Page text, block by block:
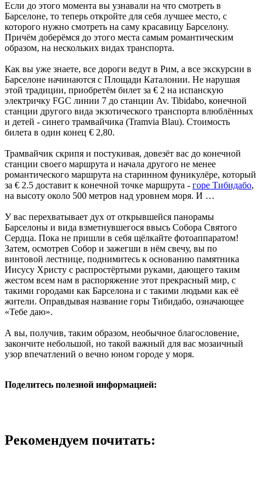
Если до этого момента вы узнавали на что смотреть в
Барселоне, то теперь откройте для себя лучшее место, с
которого нужно смотреть на саму красавицу Барселону.
Причём доберёмся до этого места самым романтическим
образом, на нескольких видах транспорта.
Как вы уже знаете, все дороги ведут в Рим, а все экскурсии в
Барселоне начинаются с Площади Каталонии. Не нарушая
этой традиции, приобретём билет за € 2 на испанскую
электричку FGC линии 7 до станции Av. Tibidabo, конечной
станции другого вида экзотического транспорта влюблённых
и детей - синего трамвайчика (Tramvia Blau). Стоимость
билета в один конец € 2,80.
Трамвайчик скрипя и постукивая, довезёт вас до конечной
станции своего маршрута и начала другого не менее
романтического маршрута на старинном фуникулёре, который
за € 2.5 доставит к конечной точке маршрута - горе Тибидабо,
на высоту около 500 метров над уровнем моря. И …
У вас перехватывает дух от открывшейся панорамы
Барселоны и вида взметнувшегося ввысь Собора Святого
Сердца. Пока не пришли в себя щёлкайте фотоаппаратом!
Затем, осмотрев Собор и зажегши в нём свечу, вы по
винтовой лестнице, поднимитесь к основанию памятника
Иисусу Христу с распростёртыми руками, дающего таким
жестом всем нам в распоряжение этот прекрасный мир, с
такими городами как Барселона и с такими людьми как её
жители. Оправдывая название горы Тибидабо, означающее
«Тебе даю».
А вы, получив, таким образом, необычное благословение,
закончите небольшой, но такой важный для вас мозаичный
узор впечатлений о вечно юном городе у моря.
Поделитесь полезной информацией:
Рекомендуем почитать: